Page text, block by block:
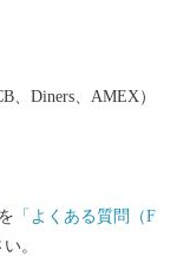
、Diners、AMEX）
「よくある質問（F
。